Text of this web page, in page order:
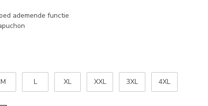
ademende functie
M L XL XXL 3XL 4XL